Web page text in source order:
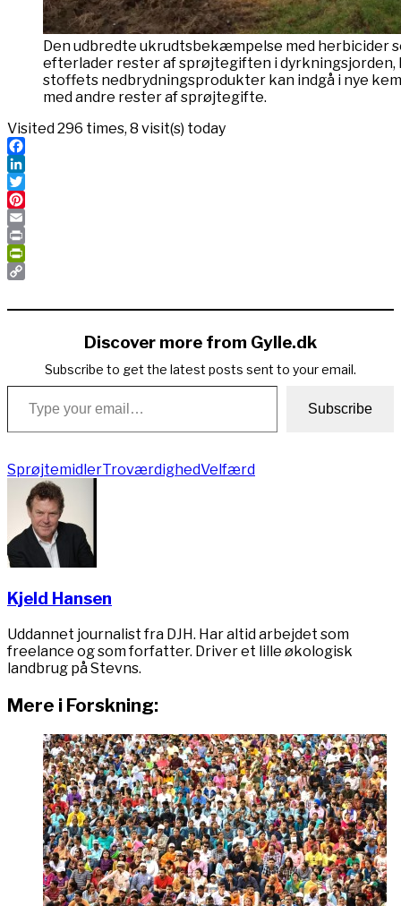
Den udbredte ukrudtsbekæmpelse med herbicider
efterlader rester af sprøjtegiften i dyrkningsjorden,
stoffets nedbrydningsprodukter kan indgå i nye
med andre rester af sprøjtegifte.
Visited 296 times, 8 visit(s) today
Facebook
LinkedIn
Twitter
Pinterest
Email
Print
PrintFriendly
Link
Discover more from Gylle.dk
Subscribe to get the latest posts sent to your email.
Type your email…
Subscribe
SprøjtemidlerTroværdighedVelfærd
Kjeld Hansen
Uddannet journalist fra DJH. Har altid arbejdet som
freelance og som forfatter. Driver et lille økologisk
landbrug på Stevns.
Mere i Forskning: